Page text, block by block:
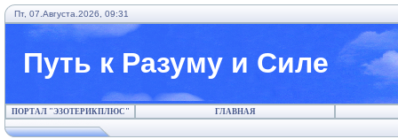
Пт, 07.Августа.2026, 09:31
Путь к Разуму и Силе
ПОРТАЛ "ЭЗОТЕРИКПЛЮС" ГЛАВНАЯ